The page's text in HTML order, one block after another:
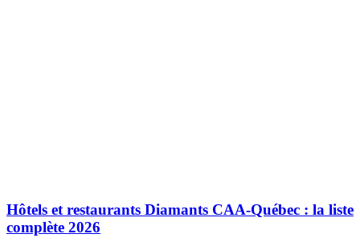
Hôtels et restaurants Diamants CAA-Québec : la liste
complète 2026